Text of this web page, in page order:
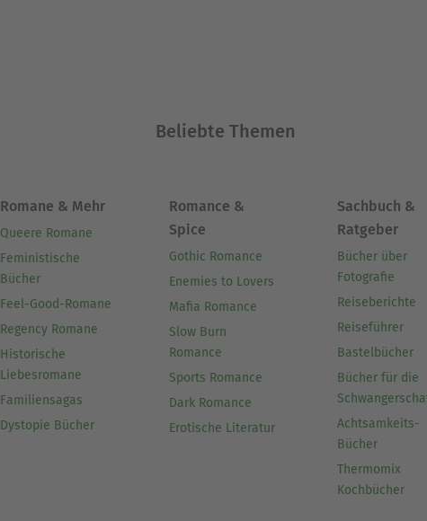
Beliebte Themen
Romane & Mehr
Queere Romane
Feministische
Bücher
Feel-Good-Romane
Regency Romane
Historische
Liebesromane
Familiensagas
Dystopie Bücher
Romance &
Spice
Gothic Romance
Enemies to Lovers
Mafia Romance
Slow Burn
Romance
Sports Romance
Dark Romance
Erotische Literatur
Sachbuch &
Ratgeber
Bücher über
Fotografie
Reiseberichte
Reiseführer
Bastelbücher
Bücher für die
Achtsamkeits-
Bücher
Thermomix
Kochbücher